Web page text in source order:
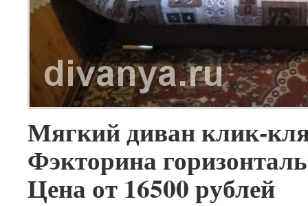
Мягкий диван клик-
Фэкторина
Цена от 16500 рублей